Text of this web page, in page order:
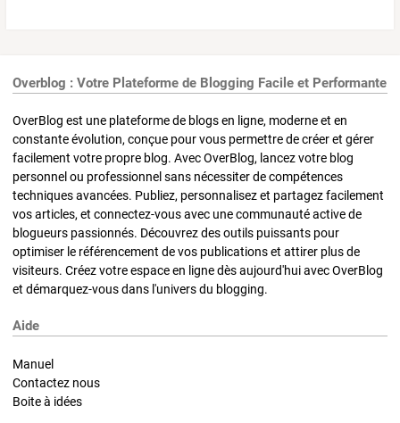
Overblog : Votre Plateforme de Blogging Facile et Performante
OverBlog est une plateforme de blogs en ligne, moderne et en
constante évolution, conçue pour vous permettre de créer et gérer
facilement votre propre blog. Avec OverBlog, lancez votre blog
personnel ou professionnel sans nécessiter de compétences
techniques avancées. Publiez, personnalisez et partagez facilement
vos articles, et connectez-vous avec une communauté active de
blogueurs passionnés. Découvrez des outils puissants pour
optimiser le référencement de vos publications et attirer plus de
visiteurs. Créez votre espace en ligne dès aujourd'hui avec OverBlog
et démarquez-vous dans l'univers du blogging.
Aide
Manuel
Contactez nous
Boite à idées